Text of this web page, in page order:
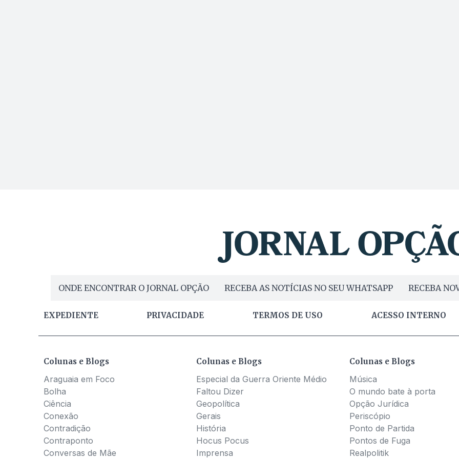
ONDE ENCONTRAR O JORNAL OPÇÃO RECEBA AS NOTÍCIAS NO SEU WHATSAPP RECEBA
EXPEDIENTE PRIVACIDADE TERMOS DE USO ACESSO INTERNO
Colunas e Blogs
Araguaia em Foco
Bolha
Ciência
Conexão
Contradição
Contraponto
Conversas de Mãe
Colunas e Blogs
Especial da Guerra Oriente Médio
Faltou Dizer
Geopolítica
Gerais
História
Hocus Pocus
Imprensa
Colunas e Blogs
Música
O mundo bate à porta
Opção Jurídica
Periscópio
Ponto de Partida
Pontos de Fuga
Realpolitik